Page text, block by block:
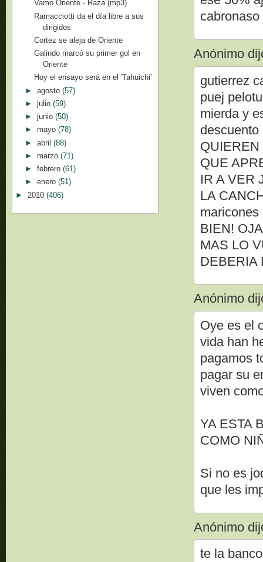
cabronaso
Anónimo
gutierrez
puej
mierda y
QUE
IR A VER
LA
BIEN!
MAS LO
DEBERIA
Anónimo
Oye es el
vida han
pagamos
pagar su
viven
YA ESTA
COMO
Si no es
que les
Anónimo
te la
Vamo Oriente - Raza (mp3)
Ramacciotti da el día libre a sus
dirigidos
Cortez se aleja de Oriente
Galindo marcó su primer gol en
Oriente
Hoy el ensayo será en el 'Tahuichi'
► agosto (57)
► julio (59)
► junio (50)
► mayo (78)
► abril (88)
► marzo (71)
► febrero (61)
► enero (51)
► 2010 (406)